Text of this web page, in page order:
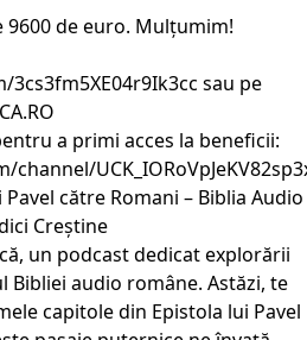
de euro. Mulțumim!
sau pe
a primi acces la beneficii:
către Romani – Biblia Audio
Creștine
un podcast dedicat explorării
audio române. Astăzi, te
capitole din Epistola lui Pavel